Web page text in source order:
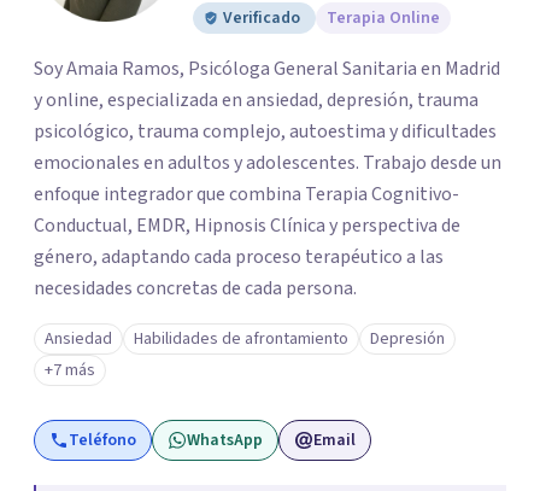
Verificado Terapia Online
Soy Amaia Ramos, Psicóloga General Sanitaria en Madrid
y online, especializada en ansiedad, depresión, trauma
psicológico, trauma complejo, autoestima y dificultades
emocionales en adultos y adolescentes. Trabajo desde un
enfoque integrador que combina Terapia Cognitivo-
Conductual, EMDR, Hipnosis Clínica y perspectiva de
género, adaptando cada proceso terapéutico a las
necesidades concretas de cada persona.
Ansiedad Habilidades de afrontamiento
Depresión
+7 más
Teléfono WhatsApp Email